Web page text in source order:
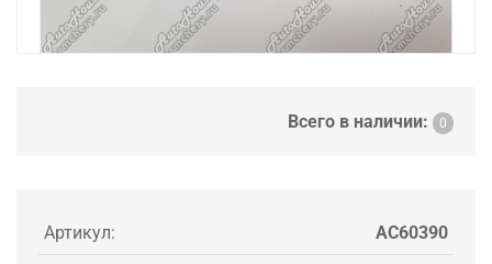
Всего в наличии: 0
Артикул: AC60390